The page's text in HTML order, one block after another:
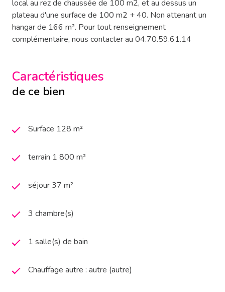
local au rez de chaussée de 100 m2, et au dessus un
plateau d'une surface de 100 m2 + 40. Non attenant un
hangar de 166 m². Pour tout renseignement
complémentaire, nous contacter au 04.70.59.61.14
Caractéristiques
de ce bien
Surface 128 m²
terrain 1 800 m²
séjour 37 m²
3 chambre(s)
1 salle(s) de bain
Chauffage autre : autre (autre)